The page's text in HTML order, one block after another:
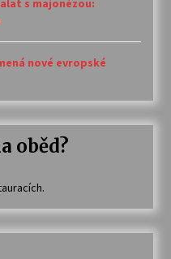
s majonézou:
nové evropské
oběd?